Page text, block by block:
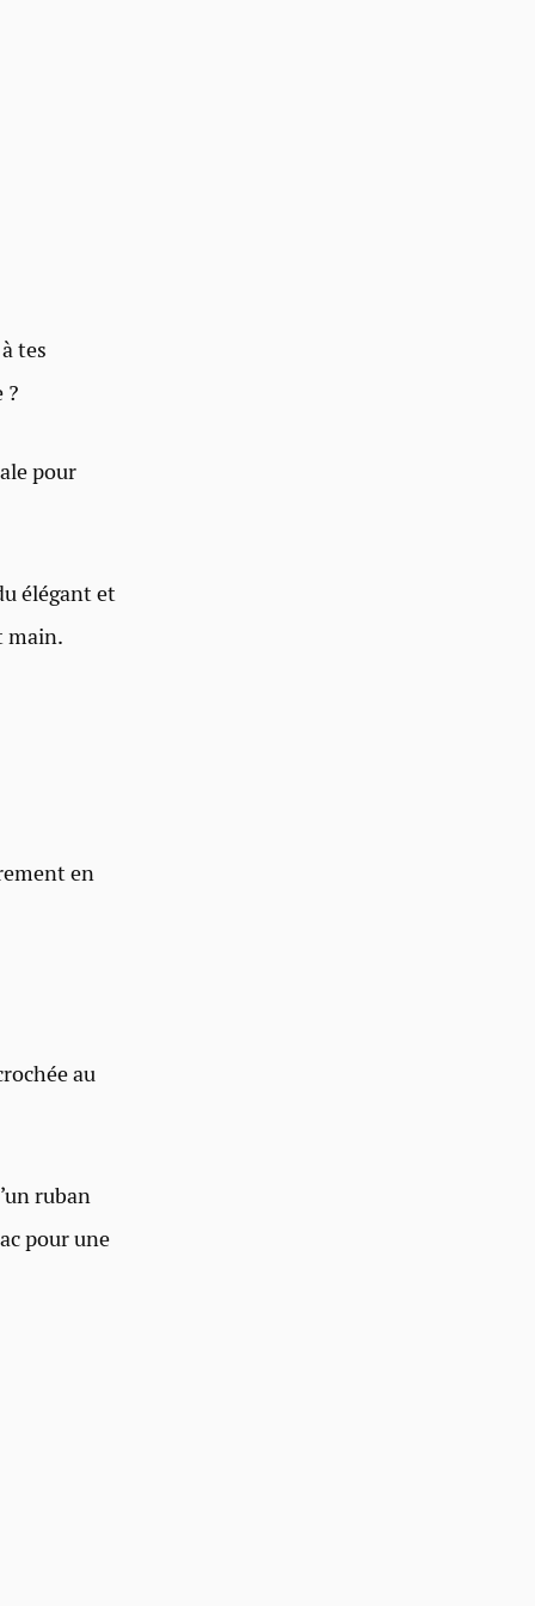
tes
?
pour
élégant et
main.
en
au
ruban
pour une